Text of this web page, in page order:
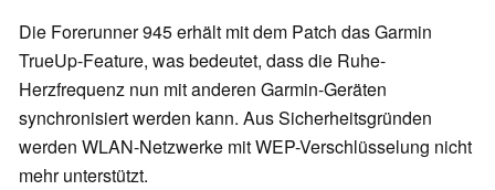
Die Forerunner 945 erhält mit dem Patch das Garmin
TrueUp-Feature, was bedeutet, dass die Ruhe-
Herzfrequenz nun mit anderen Garmin-Geräten
synchronisiert werden kann. Aus Sicherheitsgründen
werden WLAN-Netzwerke mit WEP-Verschlüsselung nicht
mehr unterstützt.